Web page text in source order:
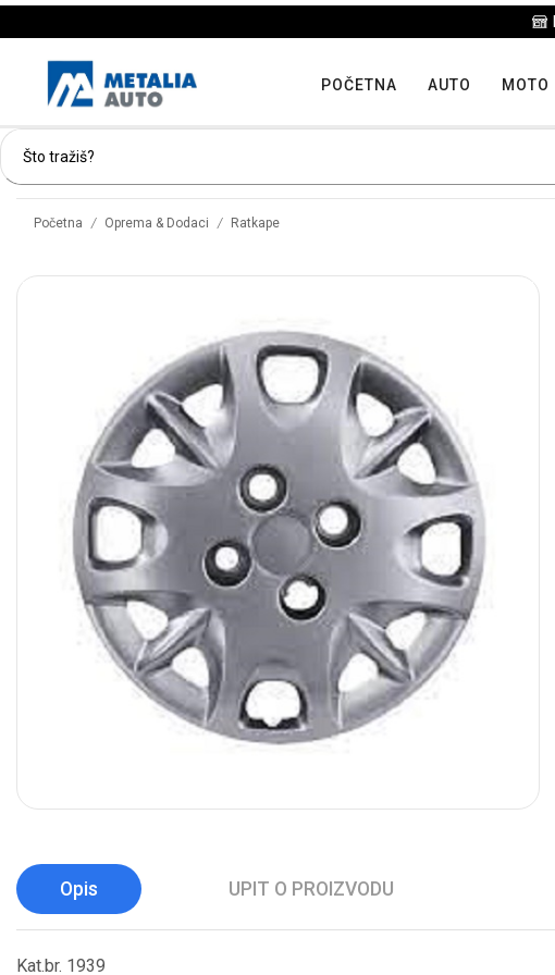
POČETNA AUTO MOTO
Početna / Oprema & Dodaci / Ratkape
Opis UPIT O PROIZVODU
Kat.br. 1939